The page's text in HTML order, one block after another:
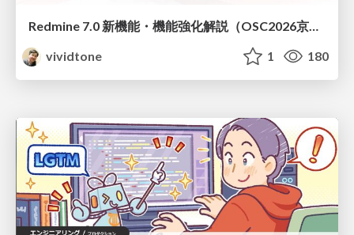
Redmine 7.0 新機能・機能強化解説（OSC2026京都ダイジェスト版）
vividtone
1 180